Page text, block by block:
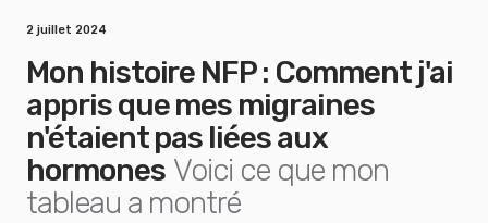
2 juillet 2024
Mon histoire NFP : Comment j'ai
appris que mes migraines
n'étaient pas liées aux
hormones Voici ce que mon
tableau a montré